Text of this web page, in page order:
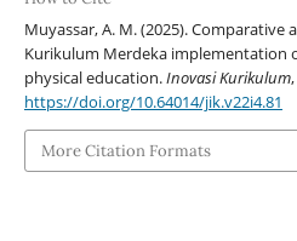
Muyassar, A. M. (2025). Comparative
Kurikulum Merdeka implementation
physical education.Inovasi Kurikulum,
https://doi.org/10.64014/jik.v22i4.81
More Citation Formats